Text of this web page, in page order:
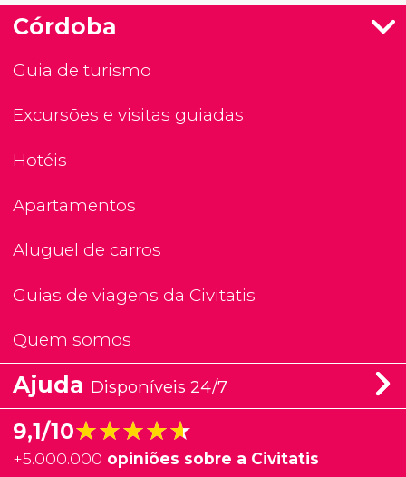
Córdoba
Guia de turismo
Excursões e visitas guiadas
Hotéis
Apartamentos
Aluguel de carros
Guias de viagens da Civitatis
Quem somos
Ajuda Disponíveis 24/7
9,1/10★★★★★
★★★★★
+5.000.000 opiniões sobre a Civitatis